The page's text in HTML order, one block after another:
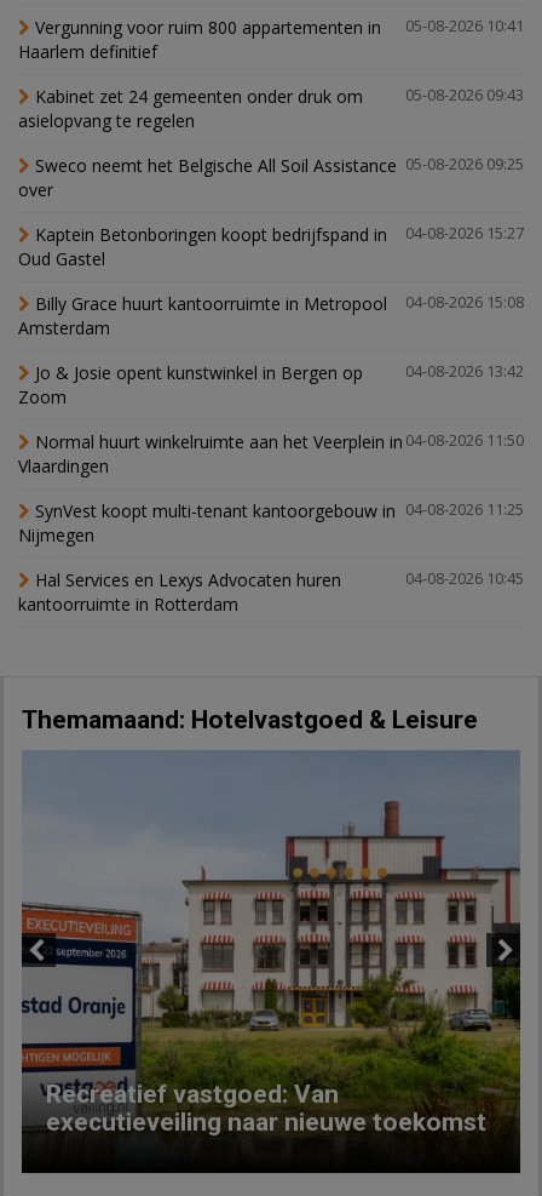
05-08-2026 10:41
Vergunning voor ruim 800 appartementen in
Haarlem definitief
05-08-2026 09:43
Kabinet zet 24 gemeenten onder druk om
asielopvang te regelen
05-08-2026 09:25
Sweco neemt het Belgische All Soil Assistance
over
04-08-2026 15:27
Kaptein Betonboringen koopt bedrijfspand in
Oud Gastel
04-08-2026 15:08
Billy Grace huurt kantoorruimte in Metropool
Amsterdam
04-08-2026 13:42
Jo & Josie opent kunstwinkel in Bergen op
Zoom
04-08-2026 11:50
Normal huurt winkelruimte aan het Veerplein in
Vlaardingen
04-08-2026 11:25
SynVest koopt multi-tenant kantoorgebouw in
Nijmegen
04-08-2026 10:45
Hal Services en Lexys Advocaten huren
kantoorruimte in Rotterdam
Themamaand: Hotelvastgoed & Leisure
Recreatief vastgoed: Van
executieveiling naar nieuwe toekomst
Next